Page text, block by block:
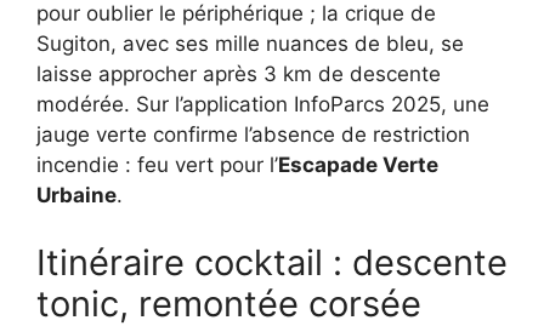
pour oublier le périphérique ; la crique de
Sugiton, avec ses mille nuances de bleu, se
laisse approcher après 3 km de descente
modérée. Sur l’application InfoParcs 2025, une
jauge verte confirme l’absence de restriction
incendie : feu vert pour l’Escapade Verte
Urbaine.
Itinéraire cocktail : descente
tonic, remontée corsée